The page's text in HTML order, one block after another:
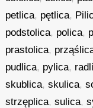
petlica, pętlica,
podstolica, polica,
prastolica,
pudlica, pylica,
skublica,skulica,
strzęplica,sulica,